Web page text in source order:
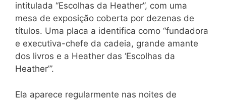
intitulada “Escolhas da Heather”, com uma
mesa de exposição coberta por dezenas de
títulos. Uma placa a identifica como “fundadora
e executiva-chefe da cadeia, grande amante
dos livros e a Heather das ‘Escolhas da
Heather’”.
Ela aparece regularmente nas noites de